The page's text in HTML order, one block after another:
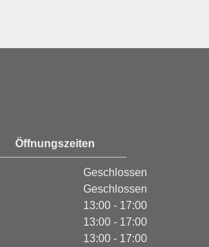
Öffnungszeiten
Geschlossen
Geschlossen
13:00 - 17:00
13:00 - 17:00
13:00 - 17:00